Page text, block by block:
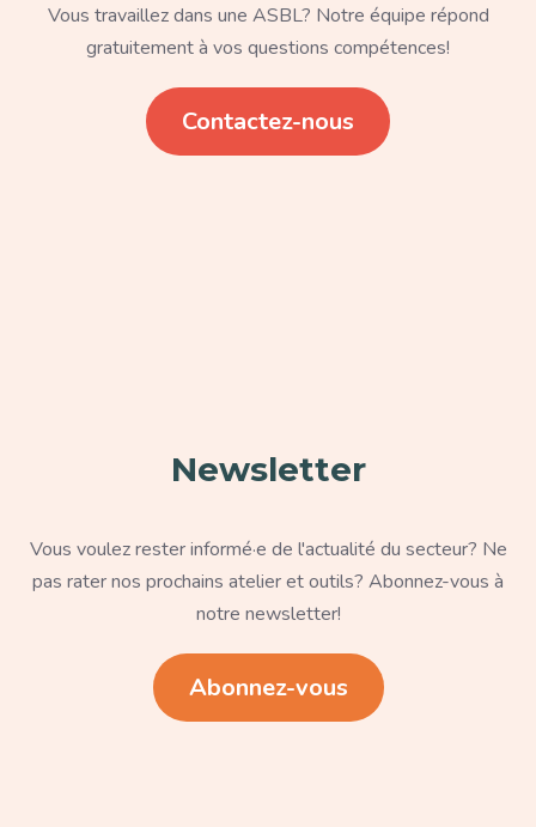
Vous travaillez dans une ASBL? Notre équipe répond
gratuitement à vos questions compétences!
Contactez-nous
Newsletter
Vous voulez rester informé·e de l'actualité du secteur? Ne
pas rater nos prochains atelier et outils? Abonnez-vous à
notre newsletter!
Abonnez-vous